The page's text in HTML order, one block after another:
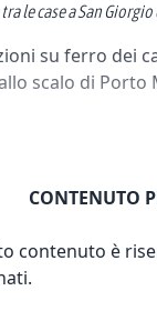
le case a San
su ferro dei
scalo di Porto
CONTENUTO
contenuto è